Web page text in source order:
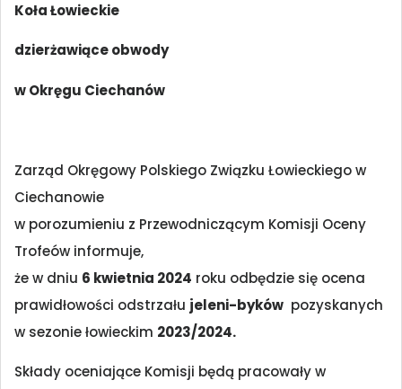
Koła Łowieckie
dzierżawiące obwody
w Okręgu Ciechanów
Zarząd Okręgowy Polskiego Związku Łowieckiego w
Ciechanowie
w porozumieniu z Przewodniczącym Komisji Oceny
Trofeów informuje,
że w dniu 6 kwietnia 2024 roku odbędzie się ocena
prawidłowości odstrzału jeleni-byków pozyskanych
w sezonie łowieckim 2023/2024.
Składy oceniające Komisji będą pracowały w